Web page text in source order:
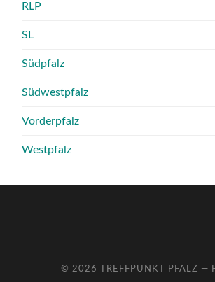
RLP
SL
Südpfalz
Südwestpfalz
Vorderpfalz
Westpfalz
© 2026 TREFFPUNKT PFALZ —